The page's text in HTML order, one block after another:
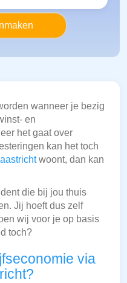
wanneer je bezig
en
het gaat over
kan het toch
woont, dan kan
die bij jou thuis
Jij hoeft dus zelf
wij voor je op basis
toch?
via